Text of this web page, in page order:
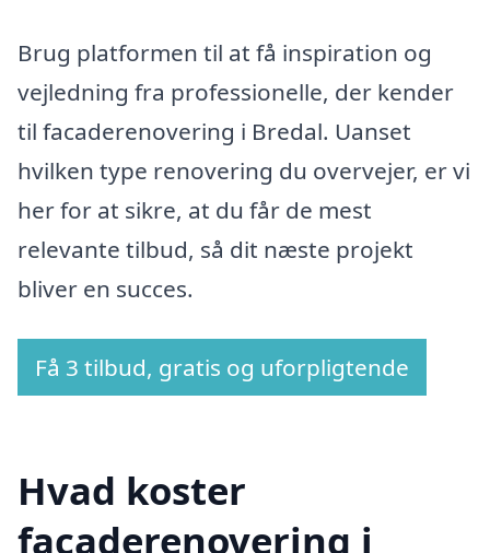
Brug platformen til at få inspiration og
vejledning fra professionelle, der kender
til facaderenovering i Bredal. Uanset
hvilken type renovering du overvejer, er vi
her for at sikre, at du får de mest
relevante tilbud, så dit næste projekt
bliver en succes.
Få 3 tilbud, gratis og uforpligtende
Hvad koster
facaderenovering i